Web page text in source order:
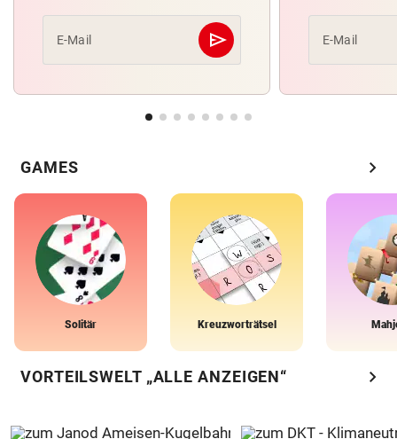
E-Mail send
Abschicken E-Mail
GAMES chevron_right
Solitär Kreuzworträtsel
VORTEILSWELT „ALLE ANZEIGEN“ chevron_right